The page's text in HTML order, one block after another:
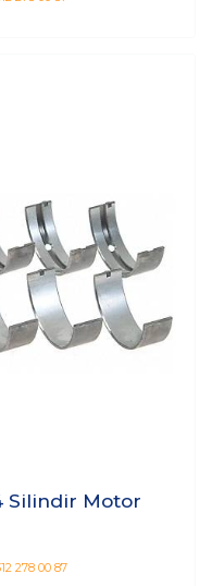
Silindir Motor
278 00 87